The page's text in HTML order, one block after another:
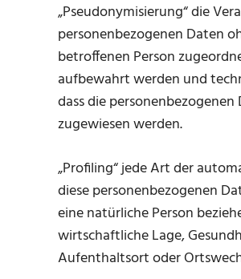
„Pseudonymisierung“ die
personenbezogenen Daten
betroffenen Person
aufbewahrt werden und
dass die
zugewiesen werden.
„Profiling“ jede Art der
diese personenbezogenen
eine natürliche Person
wirtschaftliche Lage,
Aufenthaltsort oder